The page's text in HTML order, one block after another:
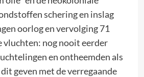
schering en inslag
oorlog en vervolging 71
vluchten: nog nooit eerder
en ontheemden als
geven met de verregaande